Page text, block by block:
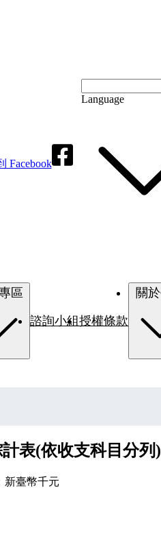
Facebook
Language
諮詢小組授權條款
表(依收支科目分列)
新臺幣千元